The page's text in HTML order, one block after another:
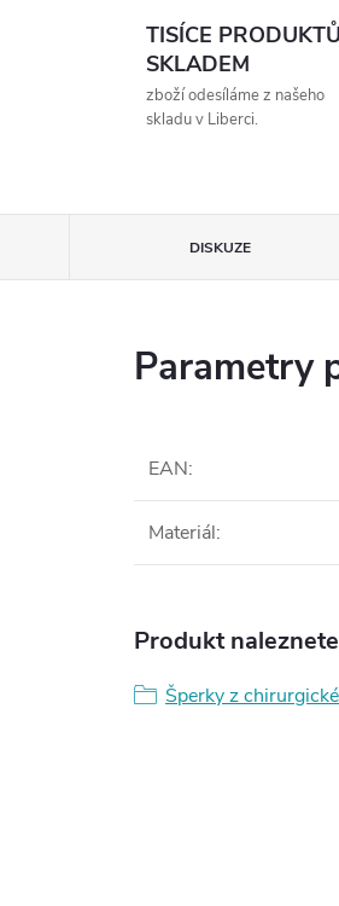
TISÍCE
SKLADEM
zboží odesíláme z našeho
skladu v Liberci.
DISKUZE
Parametry
EAN:
Materiál:
Produkt
Šperky z